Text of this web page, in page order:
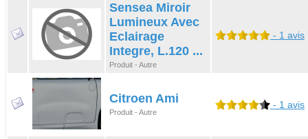
Sensea Miroir
Lumineux Avec
Eclairage
Integre, L.120 ...
Produit - Autre
- 1 avis
Citroen Ami
Produit - Autre
- 1 avis